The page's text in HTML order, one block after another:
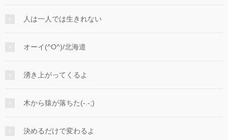
人は一人では生きれない
オーイ(^O^)/北海道
湧き上がってくるよ
木から猿が落ちた(-.-;)
決めるだけで変わるよ